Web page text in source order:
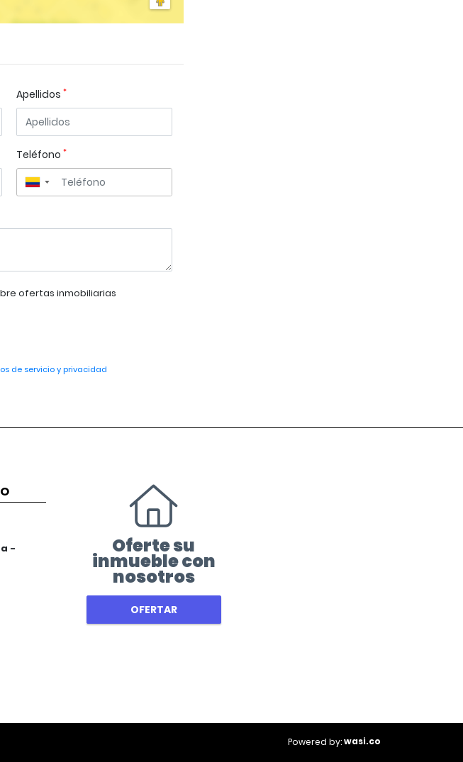
Apellidos *
Teléfono *
▼
ofertas inmobiliarias
de servicio y privacidad
-
Oferte su
inmueble con
nosotros
OFERTAR
Powered by:wasi.co